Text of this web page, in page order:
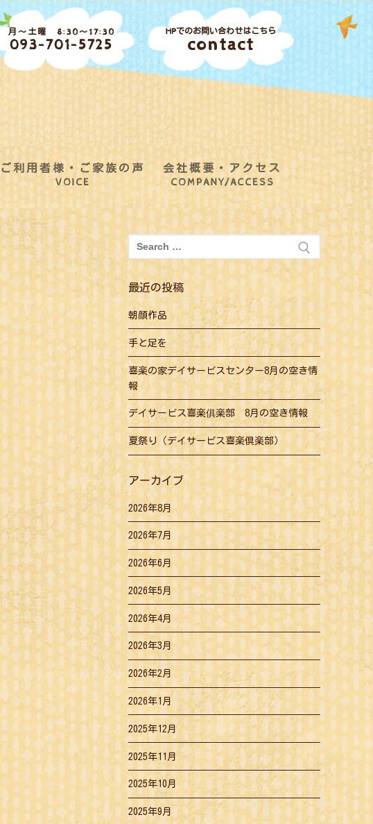
月～土曜 8:30～17:30
093-701-5725
HPでのお問い合わせはこちら
contact
ご利用者様・ご家族の声
VOICE
会社概要・アクセス
COMPANY/ACCESS
索:
最近の投稿
朝顔作品
手と足を
喜楽の家デイサービスセンター8月の空き情
報
デイサービス喜楽俱楽部 8月の空き情報
夏祭り（デイサービス喜楽倶楽部）
アーカイブ
2026年8月
2026年7月
2026年6月
2026年5月
2026年4月
2026年3月
2026年2月
2026年1月
2025年12月
2025年11月
2025年10月
2025年9月